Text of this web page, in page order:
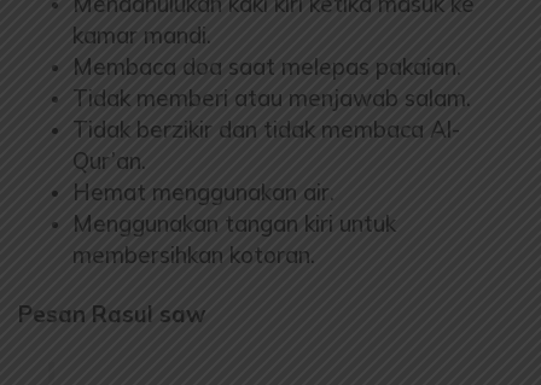
kamar mandi.
Membaca doa saat melepas pakaian.
Tidak memberi atau menjawab salam.
Tidak berzikir dan tidak membaca Al-
Qur’an.
Hemat menggunakan air.
Menggunakan tangan kiri untuk
membersihkan kotoran.
Pesan Rasul saw